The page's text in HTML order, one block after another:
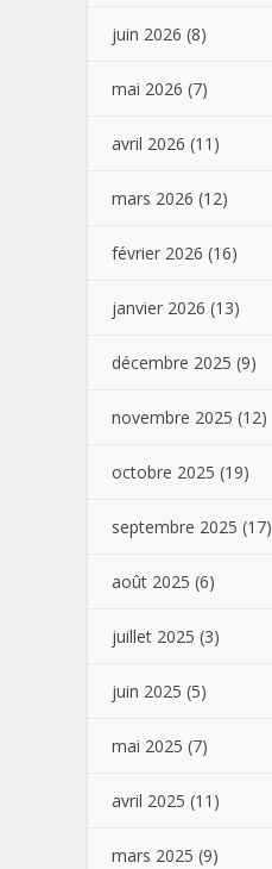
juin 2026 (8)
mai 2026 (7)
avril 2026 (11)
mars 2026 (12)
février 2026 (16)
janvier 2026 (13)
décembre 2025 (9)
novembre 2025 (12)
octobre 2025 (19)
septembre 2025 (17)
août 2025 (6)
juillet 2025 (3)
juin 2025 (5)
mai 2025 (7)
avril 2025 (11)
mars 2025 (9)